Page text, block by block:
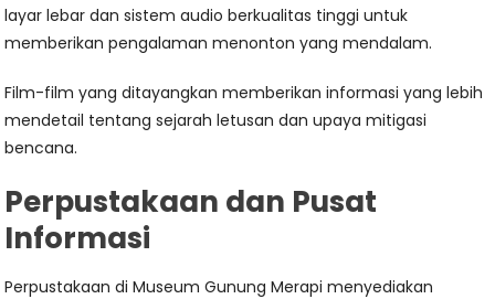
layar lebar dan sistem audio berkualitas tinggi untuk
memberikan pengalaman menonton yang mendalam.
Film-film yang ditayangkan memberikan informasi yang lebih
mendetail tentang sejarah letusan dan upaya mitigasi
bencana.
Perpustakaan dan Pusat
Informasi
Perpustakaan di Museum Gunung Merapi menyediakan